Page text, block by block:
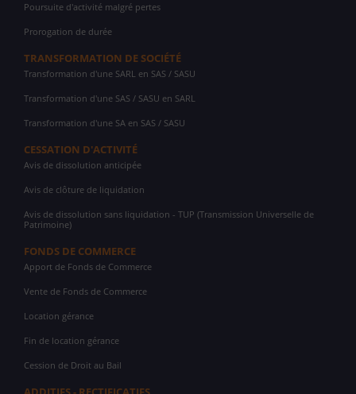
Poursuite d'activité malgré pertes
Prorogation de durée
TRANSFORMATION DE SOCIÉTÉ
Transformation d'une SARL en SAS / SASU
Transformation d'une SAS / SASU en SARL
Transformation d'une SA en SAS / SASU
CESSATION D'ACTIVITÉ
Avis de dissolution anticipée
Avis de clôture de liquidation
Avis de dissolution sans liquidation - TUP (Transmission Universelle de
Patrimoine)
FONDS DE COMMERCE
Apport de Fonds de Commerce
Vente de Fonds de Commerce
Location gérance
Fin de location gérance
Cession de Droit au Bail